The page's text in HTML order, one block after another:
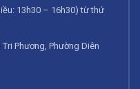
13h30 – 16h30) từ thứ
Phương, Phường Diên